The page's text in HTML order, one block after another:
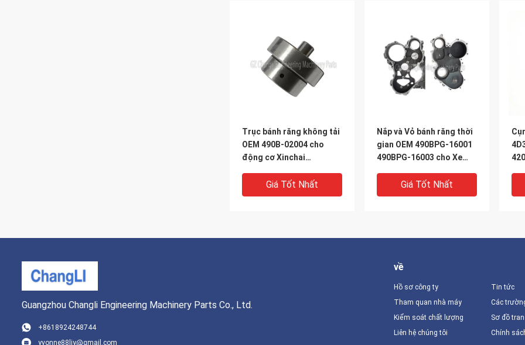
Trục bánh răng không tải
OEM 490B-02004 cho
động cơ Xinchai
B490BPG A495BPG
A498BPG 4D27G31 với
Giá Tốt Nhất
Nắp và Vỏ bánh răng thời
gian OEM 490BPG-16001
490BPG-16003 cho Xe
4D27G31Giá Tốt Nhất
Guangzhou Changli Engineering Machinery Parts Co., Ltd.
+8618924248744
yvonne88ljy@gmail.com
về
Hồ sơ công ty
Tham quan nhà máy
Kiểm soát chất lượng
Liên hệ chúng tôi
Tin tức
Các
Sơ đồ
Chính